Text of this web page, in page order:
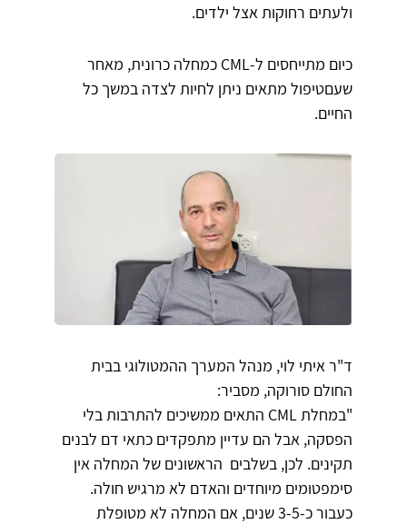
ולעתים רחוקות אצל ילדים.
כיום מתייחסים ל-CML כמחלה כרונית, מאחר
שעםטיפול מתאים ניתן לחיות לצדה במשך כל
החיים.
ד"ר איתי לוי, מנהל המערך ההמטולוגי בבית
החולם סורוקה, מסביר:
"במחלת CML התאים ממשיכים להתרבות בלי
הפסקה, אבל הם עדיין מתפקדים כתאי דם לבנים
תקינים. לכן, בשלבים הראשונים של המחלה אין
סימפטומים מיוחדים והאדם לא מרגיש חולה.
כעבור כ-3-5 שנים, אם המחלה לא מטופלת